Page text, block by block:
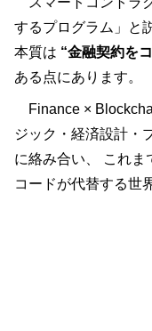
するプログラム」と
本質は “金融契約を
ある点にあります。
Finance ×
ジック・経済設計・
に絡み合い、 これま
コードが代替する世